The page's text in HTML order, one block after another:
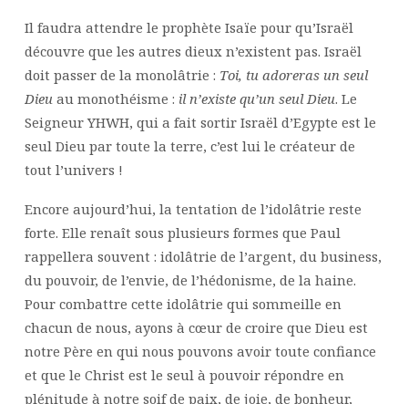
Il faudra attendre le prophète Isaïe pour qu’Israël
découvre que les autres dieux n’existent pas. Israël
doit passer de la monolâtrie : Toi, tu adoreras un seul
Dieu au monothéisme : il n’existe qu’un seul Dieu. Le
Seigneur YHWH, qui a fait sortir Israël d’Egypte est le
seul Dieu par toute la terre, c’est lui le créateur de
tout l’univers !
Encore aujourd’hui, la tentation de l’idolâtrie reste
forte. Elle renaît sous plusieurs formes que Paul
rappellera souvent : idolâtrie de l’argent, du business,
du pouvoir, de l’envie, de l’hédonisme, de la haine.
Pour combattre cette idolâtrie qui sommeille en
chacun de nous, ayons à cœur de croire que Dieu est
notre Père en qui nous pouvons avoir toute confiance
et que le Christ est le seul à pouvoir répondre en
plénitude à notre soif de paix, de joie, de bonheur,